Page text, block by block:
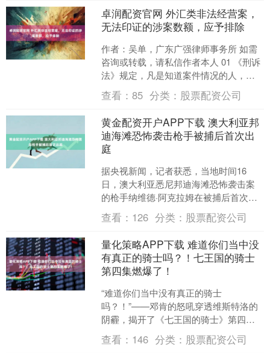
卓润配资官网 外汇类非法经营案，
无法印证的涉案数额，应予排除
作者：吴单，广东广强律师事务所 如需
咨询或转载，请私信作者本人 01 《刑诉
法》规定，凡是知道案件情况的人，都
有作证的义务，身心有缺陷或年幼，不
能辨别是非、不能....
查看：85 分类： 股票配资公司
黄金配资开户APP下载 澳大利亚邦
迪海滩恐怖袭击枪手被捕后首次出
庭
据央视新闻，记者获悉，当地时间16
日，澳大利亚悉尼邦迪海滩恐怖袭击案
的枪手纳维德·阿克拉姆在被捕后首次出
庭。阿克拉姆通过视频连线接受法官审
讯，他面临59项指控，....
查看： 126 分类： 股票配资公司
量化策略APP下载 难道你们当中没
有真正的骑士吗？！七王国的骑士
第四集燃爆了！
“难道你们当中没有真正的骑士
吗？！”——邓肯的怒吼穿透维斯特洛的
阴霾，揭开了《七王国的骑士》第四集
最震撼的灵魂拷问。这一集，不仅是邓
肯命运的转折点，更是整部剧从....
查看： 146 分类： 股票配资公司